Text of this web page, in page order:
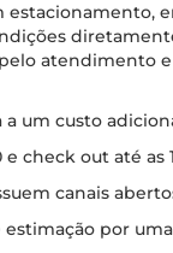
estacionamento,
atendimento
um custo
check out até as
canais
por